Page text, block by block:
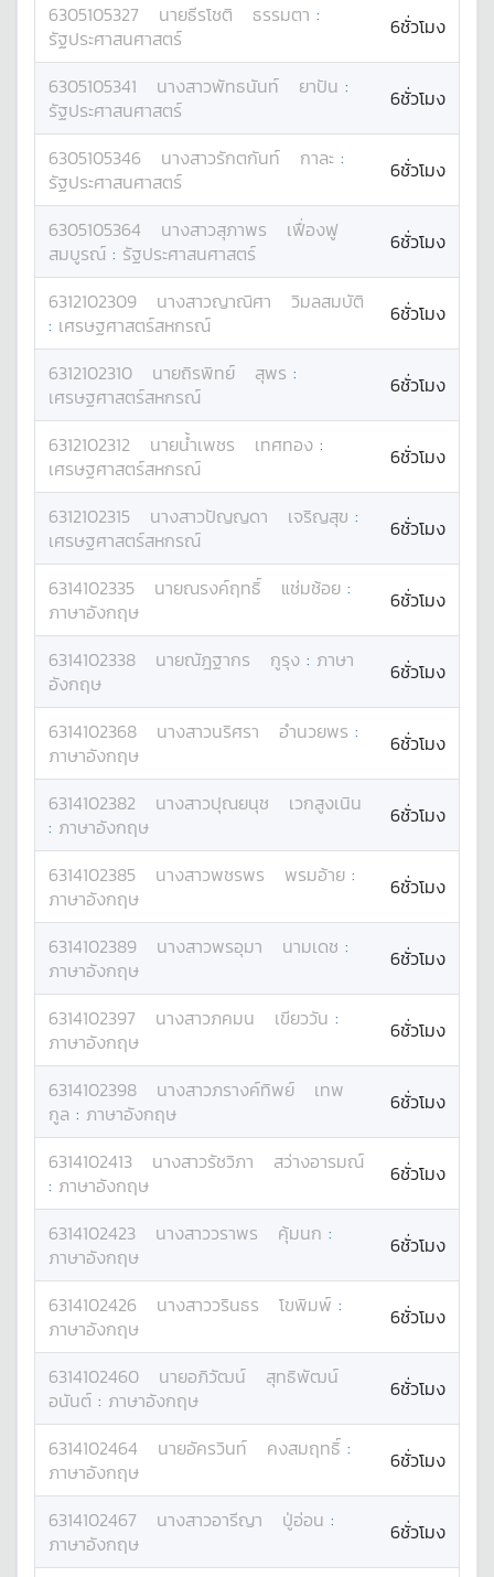
6305105327 นายธีรโชติ ธรรมตา :
รัฐประศาสนศาสตร์
6ชั่วโมง
6305105341 นางสาวพัทธนันท์ ยาปัน :
รัฐประศาสนศาสตร์
6ชั่วโมง
6305105346 นางสาวรักตกันท์ กาละ :
รัฐประศาสนศาสตร์
6ชั่วโมง
6305105364 นางสาวสุภาพร
เฟื่องฟู
สมบูรณ์ : รัฐประศาสนศาสตร์ 6ชั่วโมง
6312102309 นางสาวญาณิศา
วิมลสมบัติ
: เศรษฐศาสตร์สหกรณ์ 6ชั่วโมง
6312102310 นายถิรพิทย์ สุพร :
เศรษฐศาสตร์สหกรณ์
6ชั่วโมง
6312102312 นายน้ำเพชร เทศทอง :
เศรษฐศาสตร์สหกรณ์
6ชั่วโมง
6312102315 นางสาวปัญญดา เจริญสุข :
เศรษฐศาสตร์สหกรณ์
6ชั่วโมง
6314102335 นายณรงค์ฤทธิ์ แช่มช้อย :
ภาษาอังกฤษ
6ชั่วโมง
6314102338 นายณัฎฐากร กูรุง : ภาษา
อังกฤษ
6ชั่วโมง
6314102368 นางสาวนริศรา อำนวยพร :
ภาษาอังกฤษ
6ชั่วโมง
6314102382 นางสาวปุณยนุช
เวกสูงเนิน
: ภาษาอังกฤษ 6ชั่วโมง
6314102385 นางสาวพชรพร พรมอ้าย :
ภาษาอังกฤษ
6ชั่วโมง
6314102389 นางสาวพรอุมา นามเดช :
ภาษาอังกฤษ
6ชั่วโมง
6314102397 นางสาวภคมน เขียววัน :
ภาษาอังกฤษ
6ชั่วโมง
6314102398 นางสาวภรางค์ทิพย์
เทพ
กูล : ภาษาอังกฤษ 6ชั่วโมง
6314102413 นางสาวรัชวิภา
สว่างอารมณ์
: ภาษาอังกฤษ 6ชั่วโมง
6314102423 นางสาววราพร คุ้มนก :
ภาษาอังกฤษ
6ชั่วโมง
6314102426 นางสาววรินธร โขพิมพ์ :
ภาษาอังกฤษ
6ชั่วโมง
6314102460 นายอภิวัฒน์
สุทธิพัฒน์
อนันต์ : ภาษาอังกฤษ 6ชั่วโมง
6314102464 นายอัครวินท์ คงสมฤทธิ์ :
ภาษาอังกฤษ
6ชั่วโมง
6314102467 นางสาวอารีญา ปู่อ่อน :
ภาษาอังกฤษ
6ชั่วโมง